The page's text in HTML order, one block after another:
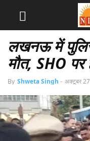
लखनऊ में
मौत, SHO पर
By Shweta Singh - अक्टूबर